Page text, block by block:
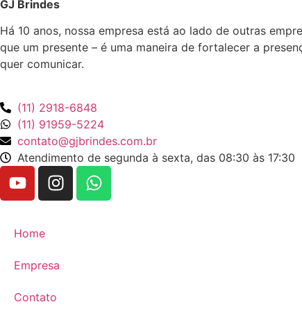
GJ Brindes
Há 10 anos, nossa empresa está ao lado de outras
que um presente – é uma maneira de fortalecer a
quer comunicar.
(11) 2918-6848
(11) 91959-5224
contato@gjbrindes.com.br
Atendimento de segunda à sexta, das 08:30 às 17:30
Home
Empresa
Contato